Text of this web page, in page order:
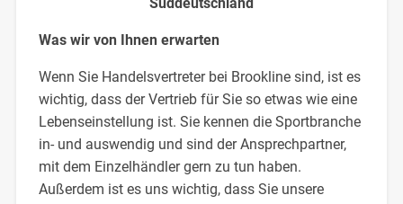
Süddeutschland
Was wir von Ihnen erwarten
Wenn Sie Handelsvertreter bei Brookline sind, ist es
wichtig, dass der Vertrieb für Sie so etwas wie eine
Lebenseinstellung ist. Sie kennen die Sportbranche
in- und auswendig und sind der Ansprechpartner,
mit dem Einzelhändler gern zu tun haben.
Außerdem ist es uns wichtig, dass Sie unsere